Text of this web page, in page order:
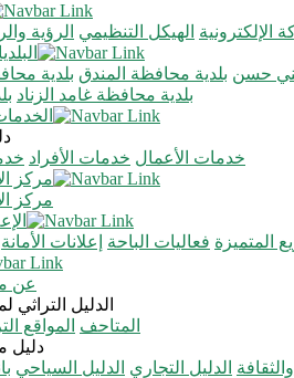
الرؤية الهيكل التنظيمي الإلكترونية
بلدية بلدية محافظة المندق حسن
بلدية محافظة غامد الزناد
خدمات الأفراد خدمات الأعمال
مركز
مركز
إعلانات الأمانة فعاليات الباحة المتميزة
عن
الدليل التراثي
المواقع المتاحف
دليل
الدليل السياحي الدليل التجاري